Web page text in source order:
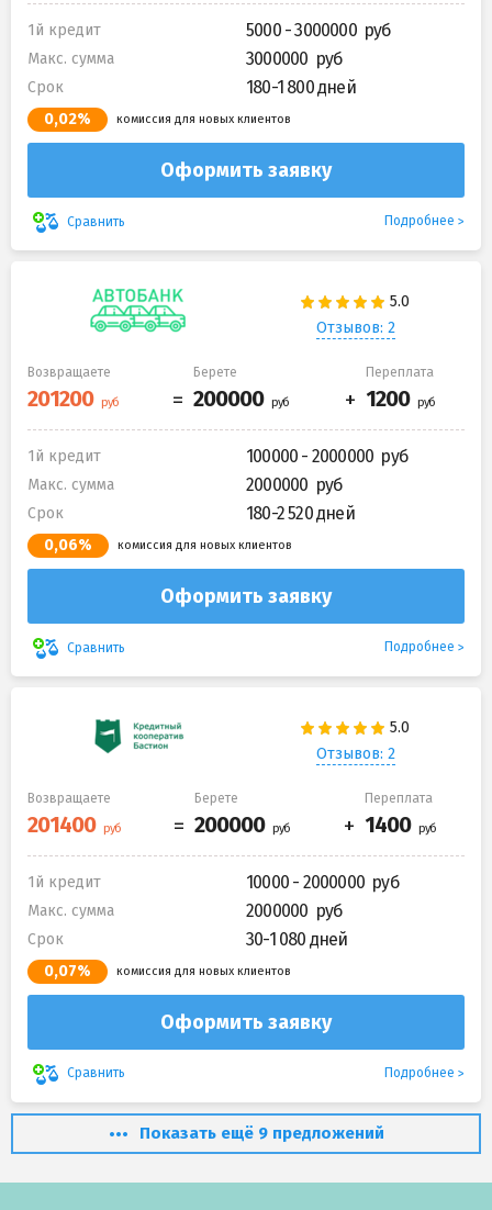
1й кредит 5000 - 3000000
Макс. сумма 3000000
Срок 180-1 800 дней
0,02% комиссия для новых клиентов
Оформить заявку
Сравнить Подробнее
Отзывов: 2
Возвращаете Берете Переплата
1й кредит 100000 - 2000000
Макс. сумма 2000000
Срок 180-2 520 дней
0,06% комиссия для новых клиентов
Оформить заявку
Сравнить Подробнее
Отзывов: 2
Возвращаете Берете Переплата
1й кредит 10000 - 2000000
Макс. сумма 2000000
Срок 30-1 080 дней
0,07% комиссия для новых клиентов
Оформить заявку
Сравнить Подробнее
Показать ещё 9 предложений